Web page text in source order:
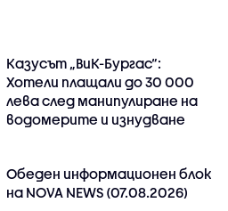
Казусът „ВиК-Бургас“:
Хотели плащали до 30 000
лева след манипулиране на
водомерите и изнудване
Обеден информационен блок
на NOVA NEWS (07.08.2026)